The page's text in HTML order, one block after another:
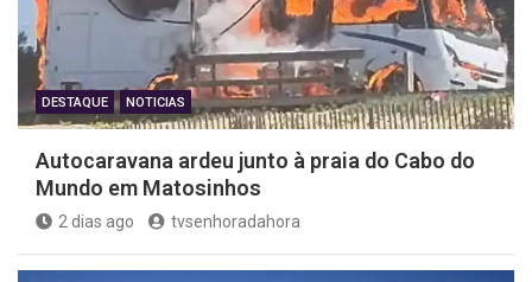
DESTAQUE NOTICIAS
Autocaravana ardeu junto à praia do Cabo do
Mundo em Matosinhos
2 dias ago tvsenhoradahora